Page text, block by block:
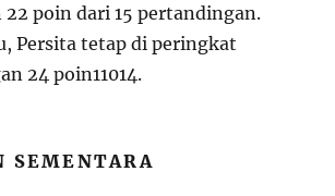
22 poin dari 15 pertandingan.
Persita tetap di peringkat
24 poin11014.
SEMENTARA